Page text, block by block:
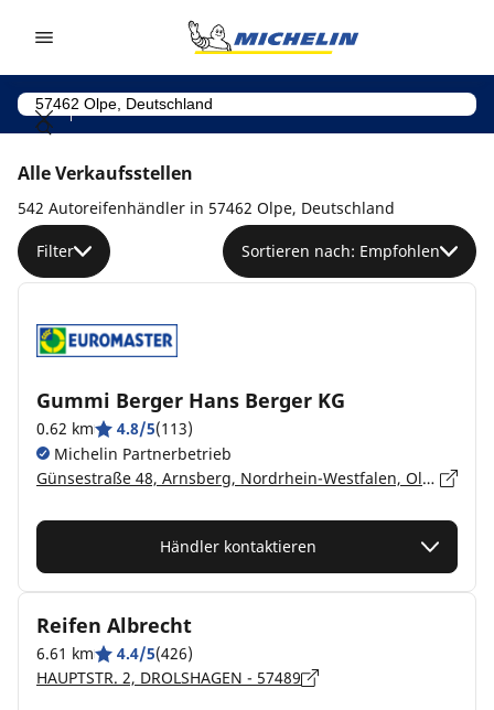
Alle Verkaufsstellen
542 Autoreifenhändler in 57462 Olpe, Deutschland
Filter Sortieren nach: Empfohlen
Gummi Berger Hans Berger KG
0.62 km 4.8/5(113)
Michelin Partnerbetrieb
Günsestraße 48, Arnsberg, Nordrhein-Westfalen, Olpe - 57462
Händler kontaktieren
Reifen Albrecht
6.61 km 4.4/5(426)
HAUPTSTR. 2, DROLSHAGEN - 57489